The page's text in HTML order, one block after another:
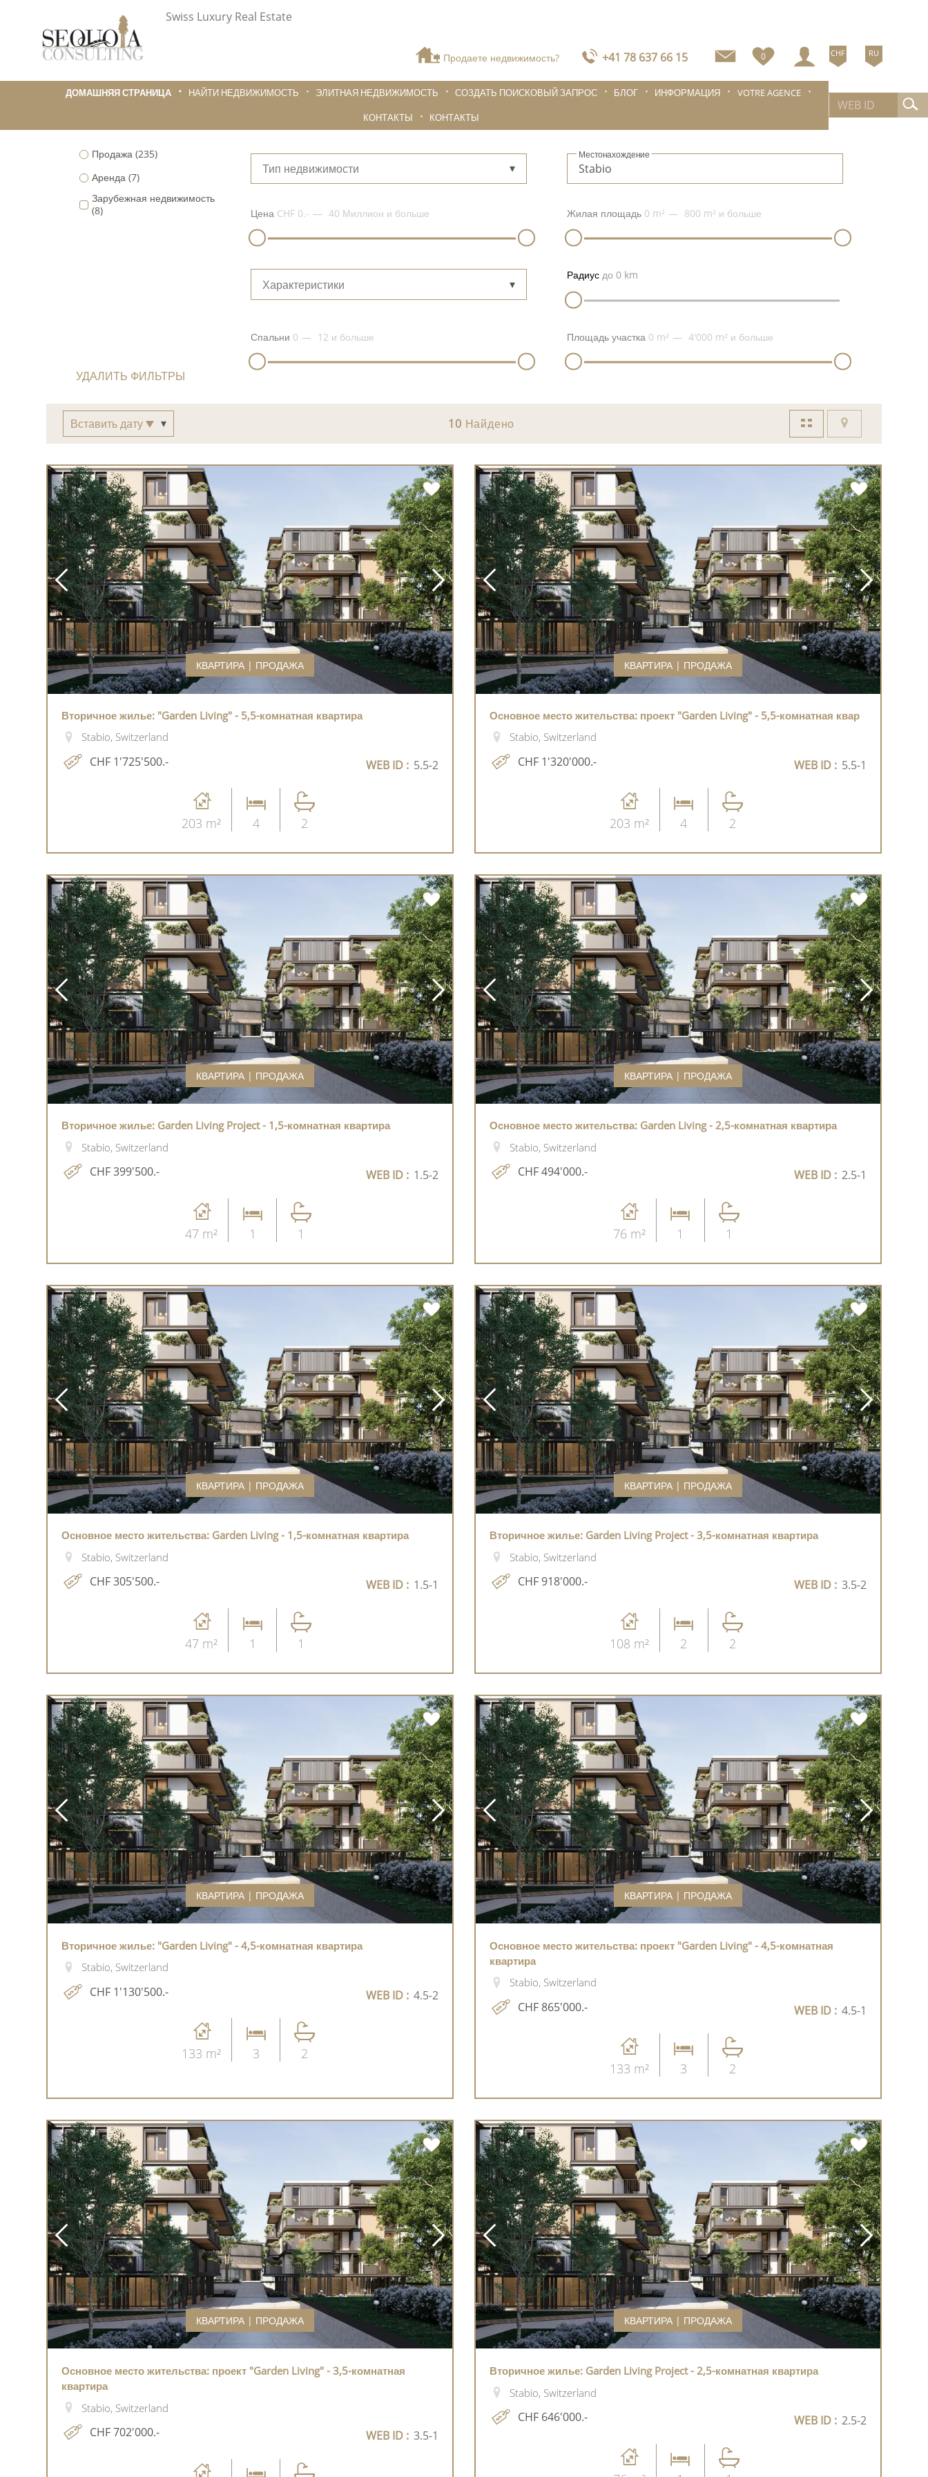
Swiss Luxury Real Estate
Продаете недвижимость? +41 78 637 66 15 0 CHF RU
ДОМАШНЯЯ СТРАНИЦА НАЙТИ НЕДВИЖИМОСТЬ ЭЛИТНАЯ НЕДВИЖИМОСТЬ СОЗДАТЬ ПОИСКОВЫЙ ЗАПРОС БЛОГ ИНФОРМАЦИЯ
VOTRE AGENCE
КОНТАКТЫ
КОНТАКТЫ
Продажа(235)
Аренда(7)
Зарубежная недвижимость
(8)
Тип недвижимости
Местонахождение
Цена CHF 0.- 40 Миллион и больше Жилая площадь 0 m² 800 m² и больше
Характеристики
Радиусдо 0 km
Спальни 0 12 и больше Площадь участка 0 m² 4'000 m² и больше
УДАЛИТЬ ФИЛЬТРЫ
Вставить дату 10 Найдено
КВАРТИРА | ПРОДАЖА
Вторичное жилье: "Garden Living" - 5,5-комнатная квартира
Stabio, Switzerland
CHF 1'725'500.- WEB ID : 5.5-2
203 m² 4 2
КВАРТИРА | ПРОДАЖА
Основное место жительства: проект "Garden Living" - 5,5-комнатная квар
Stabio, Switzerland
CHF 1'320'000.- WEB ID : 5.5-1
203 m² 4 2
КВАРТИРА | ПРОДАЖА
Вторичное жилье: Garden Living Project - 1,5-комнатная квартира
Stabio, Switzerland
CHF 399'500.- WEB ID : 1.5-2
47 m² 1 1
КВАРТИРА | ПРОДАЖА
Основное место жительства: Garden Living - 2,5-комнатная квартира
Stabio, Switzerland
CHF 494'000.- WEB ID : 2.5-1
76 m² 1 1
КВАРТИРА | ПРОДАЖА
Основное место жительства: Garden Living - 1,5-комнатная квартира
Stabio, Switzerland
CHF 305'500.- WEB ID : 1.5-1
47 m² 1 1
КВАРТИРА | ПРОДАЖА
Вторичное жилье: Garden Living Project - 3,5-комнатная квартира
Stabio, Switzerland
CHF 918'000.- WEB ID : 3.5-2
108 m² 2 2
КВАРТИРА | ПРОДАЖА
Вторичное жилье: "Garden Living" - 4,5-комнатная квартира
Stabio, Switzerland
CHF 1'130'500.- WEB ID : 4.5-2
133 m² 3 2
КВАРТИРА | ПРОДАЖА
Основное место жительства: проект "Garden Living" - 4,5-комнатная
квартира
Stabio, Switzerland
CHF 865'000.- WEB ID : 4.5-1
133 m² 3 2
КВАРТИРА | ПРОДАЖА
Основное место жительства: проект "Garden Living" - 3,5-комнатная
квартира
Stabio, Switzerland
CHF 702'000.- WEB ID : 3.5-1
КВАРТИРА | ПРОДАЖА
Вторичное жилье: Garden Living Project - 2,5-комнатная квартира
Stabio, Switzerland
CHF 646'000.- WEB ID : 2.5-2